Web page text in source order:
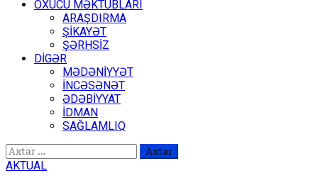
OXUCU MƏKTUBLARI
ARAŞDIRMA
ŞİKAYƏT
ŞƏRHSİZ
DİGƏR
MƏDƏNİYYƏT
İNCƏSƏNƏT
ƏDƏBİYYAT
İDMAN
SAĞLAMLIQ
Axtarış:
AKTUAL